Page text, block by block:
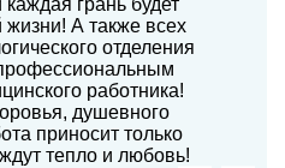
грань будет
А также всех
отделения
работника!
душевного
приносит только
тепло и любовь!